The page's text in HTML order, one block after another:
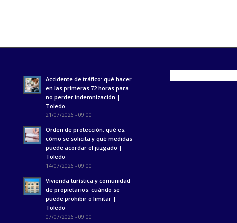
Accidente de tráfico: qué hacer
en las primeras 72 horas para
no perder indemnización |
Toledo
21/07/2026 - 09:00
Orden de protección: qué es,
cómo se solicita y qué medidas
puede acordar el juzgado |
Toledo
14/07/2026 - 09:00
Vivienda turística y comunidad
de propietarios: cuándo se
puede prohibir o limitar |
Toledo
07/07/2026 - 09:00